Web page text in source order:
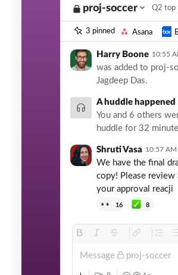
proj-soccer Q2 top
3 pinned Asana
Harry Boone 10:55
was added to proj-
Jagdeep Das.
A huddle happened
You and 6 others
huddle for 32
Shruti Vasa 10:57 AM
We have the final
copy! Please review
your approval reacji
16 8
Message proj-soccer